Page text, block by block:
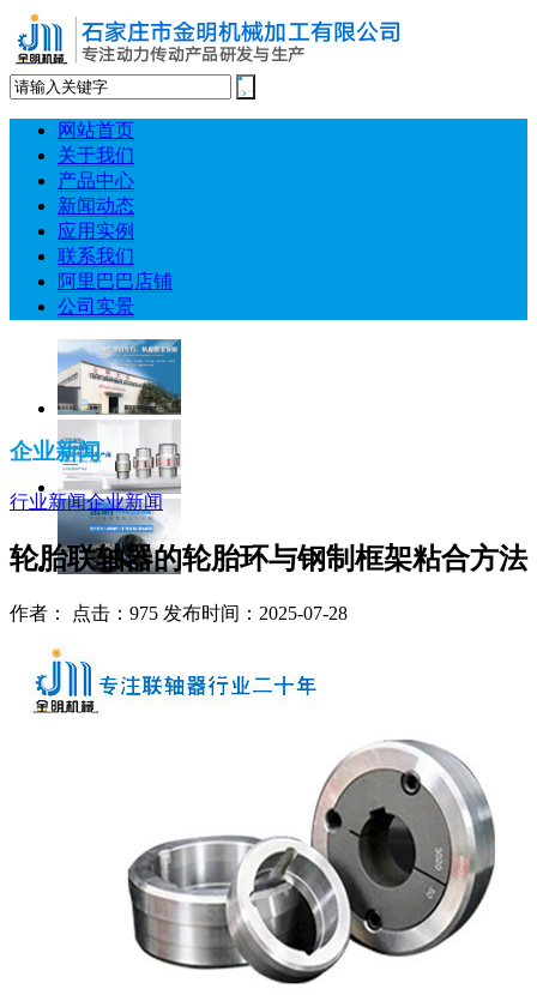
网站首页
关于我们
产品中心
新闻动态
应用实例
联系我们
阿里巴巴店铺
公司实景
企业新闻
行业新闻企业新闻
轮胎联轴器的轮胎环与钢制框架粘合方法
作者： 点击：975 发布时间：2025-07-28